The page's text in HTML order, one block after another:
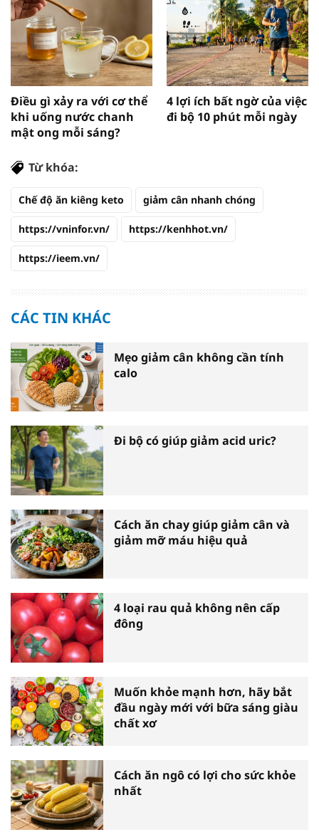
Điều gì xảy ra với cơ thể
khi uống nước chanh
mật ong mỗi sáng?
4 lợi ích bất ngờ của việc
đi bộ 10 phút mỗi ngày
Từ khóa:
Chế độ ăn kiêng keto giảm cân nhanh chóng
https://vninfor.vn/ https://kenhhot.vn/
https://ieem.vn/
CÁC TIN KHÁC
Mẹo giảm cân không cần tính
calo
Đi bộ có giúp giảm acid uric?
Cách ăn chay giúp giảm cân và
giảm mỡ máu hiệu quả
4 loại rau quả không nên cấp
đông
Muốn khỏe mạnh hơn, hãy bắt
đầu ngày mới với bữa sáng giàu
chất xơ
Cách ăn ngô có lợi cho sức khỏe
nhất